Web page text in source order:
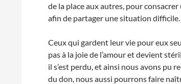
de la place aux autres, pour
afin de partager une situation difficile.
Ceux qui gardent leur vie pour eux
pas à la joie de l’amour et devient
il s’est perdu, et ainsi nous avons pu
du don, nous aussi pourrons faire